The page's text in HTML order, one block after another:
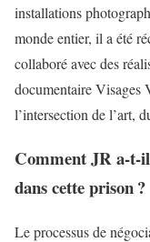
installations
monde entier, il a été
collaboré avec des
documentaire Visages
l’intersection de l’art,
Comment JR a-t-
dans cette prison ?
Le processus de